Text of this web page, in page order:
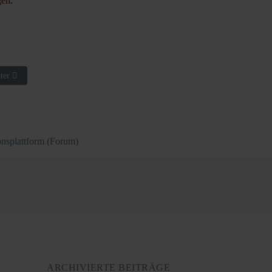
Beitrag: Kurzportrait
(Forum)
ARCHIVIERTE BEITRÄGE